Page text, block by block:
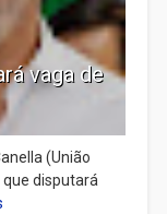
vaga de
(União
disputará